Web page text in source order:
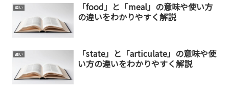
違い
「food」と「meal」の意味や使い方
の違いをわかりやすく解説
違い
「state」と「articulate」の意味や使
い方の違いをわかりやすく解説